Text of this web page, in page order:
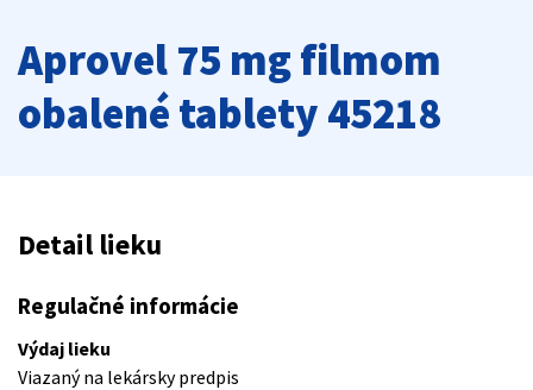
Aprovel 75 mg filmom
obalené tablety 45218
Detail lieku
Regulačné informácie
Výdaj lieku
Viazaný na lekársky predpis